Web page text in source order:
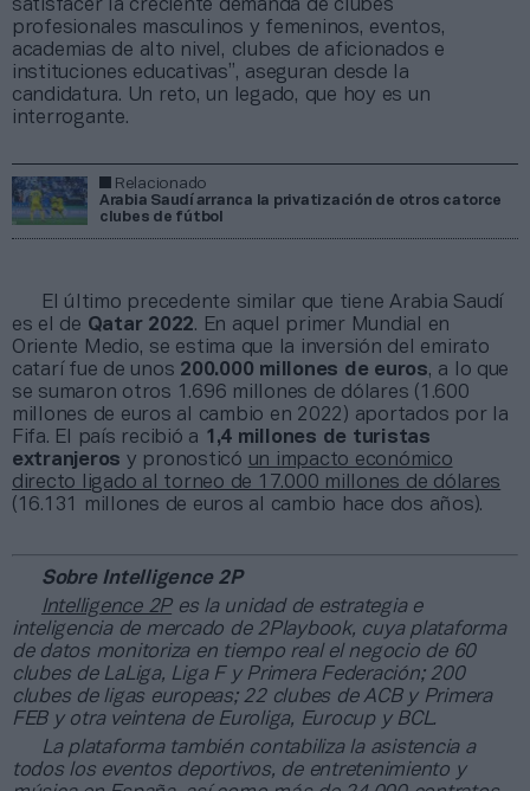
satisfacer la creciente demanda de clubes
profesionales masculinos y femeninos, eventos,
academias de alto nivel, clubes de aficionados e
instituciones educativas”, aseguran desde la
candidatura. Un reto, un legado, que hoy es un
interrogante.
Relacionado
Arabia Saudí arranca la privatización de otros catorce
clubes de fútbol
El último precedente similar que tiene Arabia Saudí
es el de Qatar 2022. En aquel primer Mundial en
Oriente Medio, se estima que la inversión del emirato
catarí fue de unos 200.000 millones de euros, a lo que
se sumaron otros 1.696 millones de dólares (1.600
millones de euros al cambio en 2022) aportados por la
Fifa. El país recibió a 1,4 millones de turistas
extranjeros y pronosticó un impacto económico
directo ligado al torneo de 17.000 millones de dólares
(16.131 millones de euros al cambio hace dos años).
Sobre Intelligence 2P
Intelligence 2Pes la unidad de estrategia e
inteligencia de mercado de 2Playbook, cuya plataforma
de datos monitoriza en tiempo real el negocio de 60
clubes de LaLiga, Liga F y Primera Federación; 200
clubes de ligas europeas; 22 clubes de ACB y Primera
FEB y otra veintena de Euroliga, Eurocup y BCL.
La plataforma también contabiliza la asistencia a
todos los eventos deportivos, de entretenimiento y